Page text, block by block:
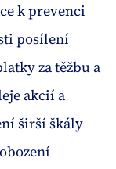
k prevenci
posílení
za těžbu a
akcií a
širší škály